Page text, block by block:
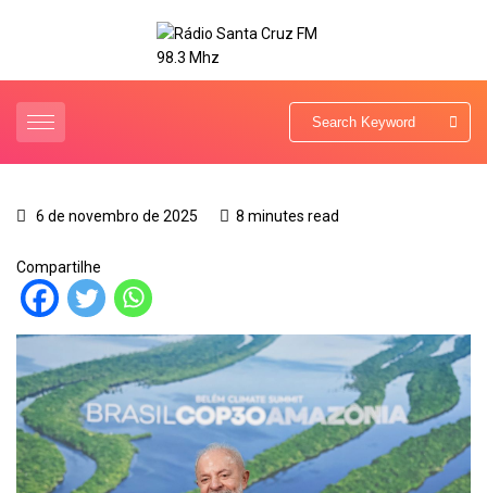
6 de novembro de 2025 8 minutes read
Compartilhe